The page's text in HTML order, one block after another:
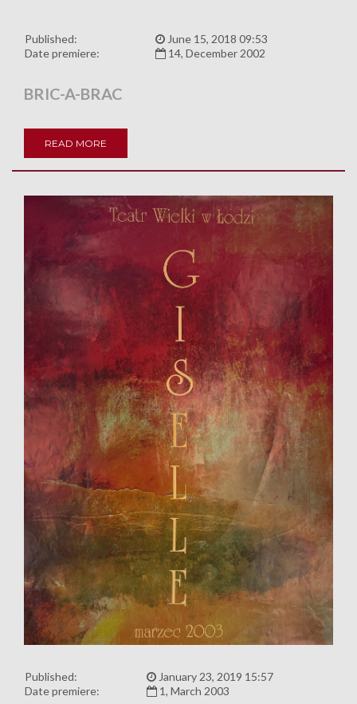
Published:
June 15, 2018 09:53
Date premiere:
14, December 2002
BRIC-A-BRAC
READ MORE
Published:
January 23, 2019 15:57
Date premiere:
1, March 2003